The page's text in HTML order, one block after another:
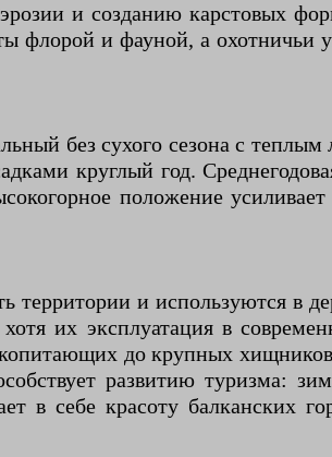
и созданию карстовых
флорой и фауной, а охотничьи
без сухого сезона с
круглый год.
положение
и используются в
их эксплуатация в
до крупных
развитию туризма:
в себе красоту балканских